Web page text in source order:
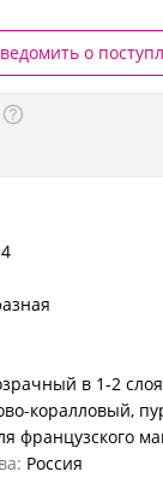
о
в 1-2
коралловый,
французского
Россия